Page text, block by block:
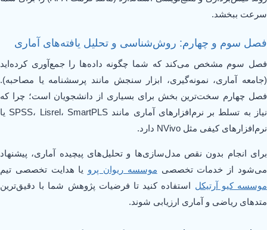
سرعت ببخشد.
فصل سوم و چهارم: روش‌شناسی و تحلیل یافته‌های آماری
فصل سوم مشخص می‌کند که شما چگونه داده‌ها را جمع‌آوری کرده‌اید
(جامعه آماری، نمونه‌گیری، ابزار سنجش مانند پرسشنامه یا مصاحبه).
فصل چهارم سخت‌ترین بخش برای بسیاری از دانشجویان است؛ چرا که
نیاز به تسلط بر نرم‌افزارهای آماری مانند SPSS، Lisrel، SmartPLS یا
نرم‌افزارهای کیفی مثل NVivo دارد.
برای انجام بدون نقص مدل‌سازی‌ها و تحلیل‌های پیچیده آماری، پیشنهاد
می‌شود از خدمات تخصصی موسسه ریوان پرو یا هدایت تخصصی تیم
موسسه کیو آرتیکل استفاده کنید تا فرضیات پژوهش شما با دقیق‌ترین
متدهای ریاضی و آماری ارزیابی شوند.